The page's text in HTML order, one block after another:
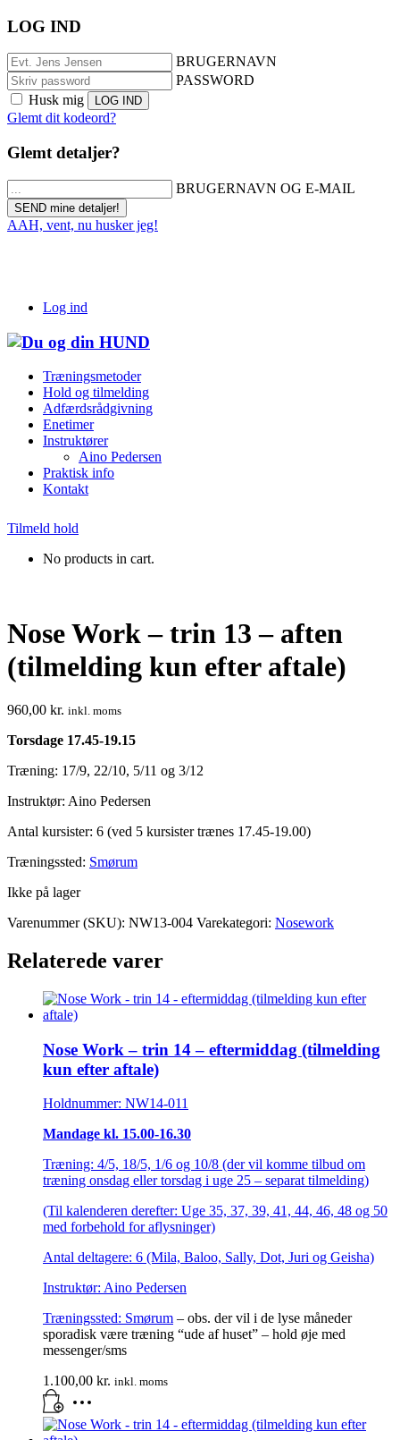
LOG IND
BRUGERNAVN
PASSWORD
Husk mig
Glemt dit kodeord?
Glemt detaljer?
BRUGERNAVN OG E-MAIL
AAH, vent, nu husker jeg!
Log ind
Træningsmetoder
Hold og tilmelding
Adfærdsrådgivning
Enetimer
Instruktører
Aino Pedersen
Praktisk info
Kontakt
Tilmeld hold
No products in cart.
Nose Work – trin 13 – aften
(tilmelding kun efter aftale)
960,00 kr. inkl. moms
Torsdage 17.45-19.15
Træning: 17/9, 22/10, 5/11 og 3/12
Instruktør: Aino Pedersen
Antal kursister: 6 (ved 5 kursister trænes 17.45-19.00)
Træningssted: Smørum
Ikke på lager
Varenummer (SKU): NW13-004 Varekategori: Nosework
Relaterede varer
Nose Work – trin 14 – eftermiddag (tilmelding
kun efter aftale)
Holdnummer: NW14-011
Mandage kl. 15.00-16.30
Træning: 4/5, 18/5, 1/6 og 10/8 (der vil komme tilbud om
træning onsdag eller torsdag i uge 25 – separat tilmelding)
(Til kalenderen derefter: Uge 35, 37, 39, 41, 44, 46, 48 og 50
med forbehold for aflysninger)
Antal deltagere: 6 (Mila, Baloo, Sally, Dot, Juri og Geisha)
Instruktør: Aino Pedersen
Træningssted: Smørum – obs. der vil i de lyse måneder
sporadisk være træning “ude af huset” – hold øje med
messenger/sms
1.100,00 kr. inkl. moms